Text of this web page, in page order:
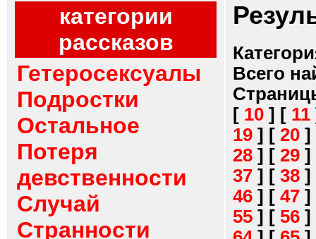
категории
рассказов
Гетеросексуалы
Подростки
Остальное
Потеря
девственности
Случай
Странности
Всего
[ 10 ] [ 11
19 ] [ 20 ]
28 ] [ 29 ]
37 ] [ 38 ]
46 ] [ 47 ]
55 ] [ 56 ]